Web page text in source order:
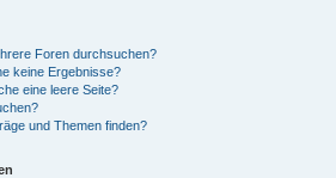
Foren durchsuchen?
keine Ergebnisse?
eine leere Seite?
und Themen finden?